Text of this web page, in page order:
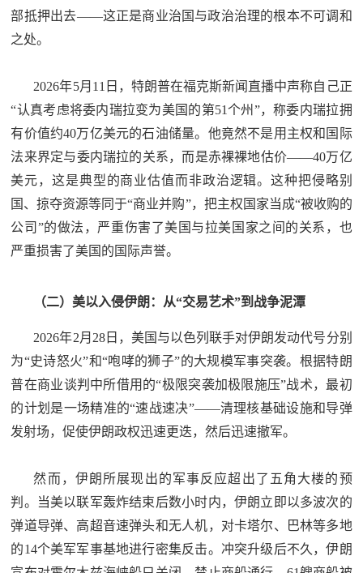
部抵押出去——这正是商业治国与政治治理的根本不可调和
之处。
2026年5月11日，特朗普在福克斯新闻直播中声称自己正
“认真考虑将委内瑞拉变为美国的第51个州”，称委内瑞拉拥
有价值约40万亿美元的石油储量。他竟然不是用主权和国际
法来界定与委内瑞拉的关系，而是赤裸裸地估价——40万亿
美元，这是典型的商业估值而非政治逻辑。这种把侵略别
国、掠夺资源等同于“商业并购”，把主权国家当成“被收购的
公司”的做法，严重伤害了美国与拉美国家之间的关系，也
严重损害了美国的国际声誉。
（二）美以入侵伊朗：从“交易艺术”到战争泥潭
2026年2月28日，美国与以色列联手对伊朗发动代号分别
为“史诗怒火”和“咆哮的狮子”的大规模军事突袭。根据特朗
普在商业谈判中所借用的“极限突袭加极限施压”战术，最初
的计划是一场精准的“速战速决”——清理核基础设施和导弹
发射场，促使伊朗政权迅速更迭，然后迅速撤军。
然而，伊朗所展现出的军事反应超出了五角大楼的预
判。当美以联军轰炸结束后数小时内，伊朗立即以多波次的
弹道导弹、高超音速弹头和无人机，对卡塔尔、巴林等多地
的14个美军军事基地进行密集反击。冲突升级后不久，伊朗